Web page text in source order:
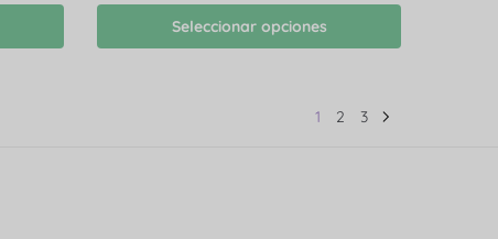
Seleccionar opciones
1 2 3